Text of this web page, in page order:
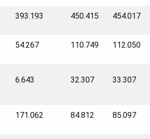
393.193 450.415 454.017
54.267 110.749 112.050
6.643 32.307 33.307
171.062 84.812 85.097